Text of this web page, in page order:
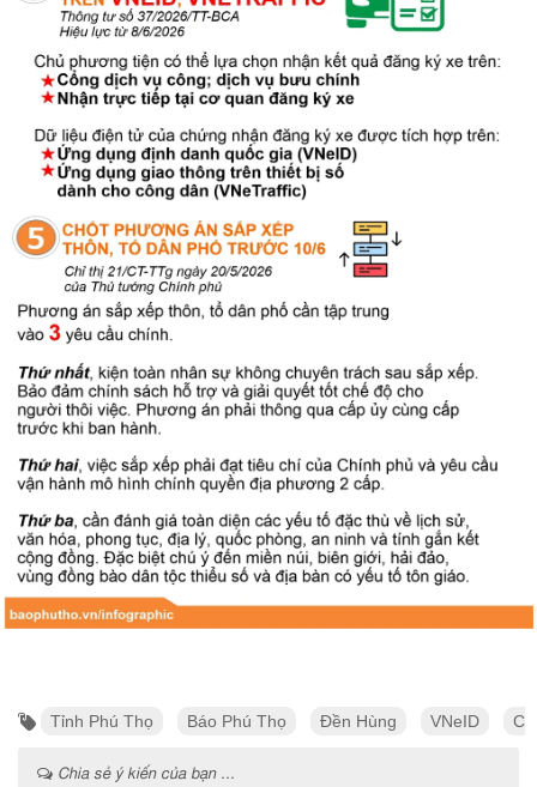
Tỉnh Phú Thọ Báo Phú Thọ Đền Hùng VNeID
Chia sẻ ý kiến của bạn ...